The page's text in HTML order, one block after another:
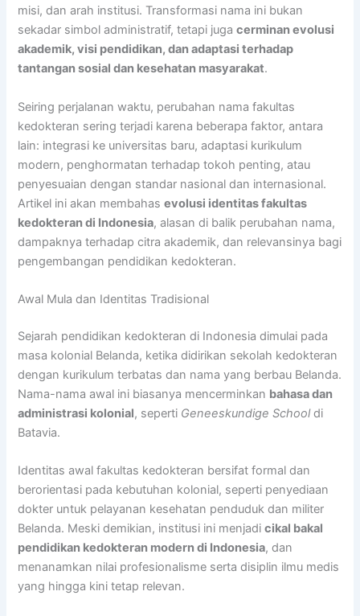
misi, dan arah institusi. Transformasi nama ini bukan
sekadar simbol administratif, tetapi jugacerminan evolusi
akademik, visi pendidikan, dan adaptasi terhadap
tantangan sosial dan kesehatan masyarakat.
Seiring perjalanan waktu, perubahan nama fakultas
kedokteran sering terjadi karena beberapa faktor, antara
lain: integrasi ke universitas baru, adaptasi kurikulum
modern, penghormatan terhadap tokoh penting, atau
penyesuaian dengan standar nasional dan internasional.
Artikel ini akan membahasevolusi identitas fakultas
kedokteran di Indonesia, alasan di balik perubahan nama,
dampaknya terhadap citra akademik, dan relevansinya bagi
pengembangan pendidikan kedokteran.
Awal Mula dan Identitas Tradisional
Sejarah pendidikan kedokteran di Indonesia dimulai pada
masa kolonial Belanda, ketika didirikan sekolah kedokteran
dengan kurikulum terbatas dan nama yang berbau Belanda.
Nama-nama awal ini biasanya mencerminkan bahasa dan
administrasi kolonial, seperti Geneeskundige Schooldi
Batavia.
Identitas awal fakultas kedokteran bersifat formal dan
berorientasi pada kebutuhan kolonial, seperti penyediaan
dokter untuk pelayanan kesehatan penduduk dan militer
Belanda. Meski demikian, institusi ini menjadicikal bakal
pendidikan kedokteran modern di Indonesia, dan
menanamkan nilai profesionalisme serta disiplin ilmu medis
yang hingga kini tetap relevan.